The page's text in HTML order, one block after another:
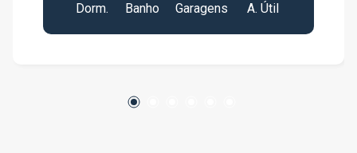
diferenciados. Com 147m² de área total, o
imóvel conta com 3 dormitórios, sendo uma
Dorm.
Banho
Garagens
A. Útil